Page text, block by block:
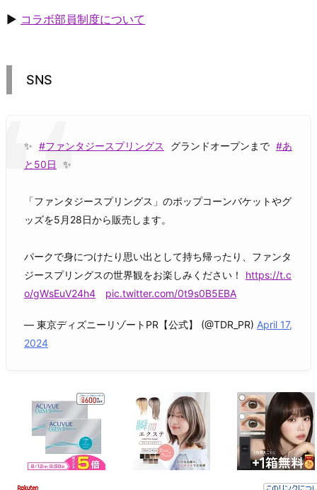
▶ コラボ部員制度について
SNS
✨ #ファンタジースプリングス グランドオープンまで #あ
と50日
✨
「ファンタジースプリングス」のポップコーンバケットやグ
ッズを5月28日から販売します。
パークで身につけたり思い出として持ち帰ったり、ファンタ
ジースプリングスの世界観をお楽しみください！
https://t.c
o/gWsEuV24h4
pic.twitter.com/0t9s0B5EBA
— 東京ディズニーリゾートPR【公式】 (@TDR_PR) April 17,
2024